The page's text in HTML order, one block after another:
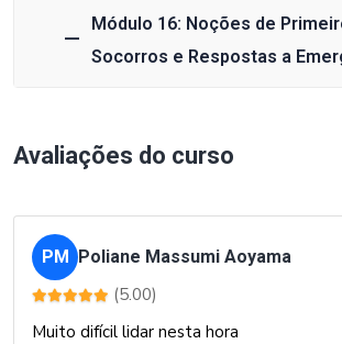
Módulo 16: Noções de
Socorros e Respostas a
Avaliações do curso
PM Poliane Massumi Aoyama
(5.00)
Muito difícil lidar nesta hora